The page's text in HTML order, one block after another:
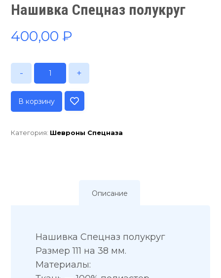
Нашивка Спецназ полукруг
400,00₽
- +
В корзину
Категория: Шевроны Спецназа
Описание
Нашивка Спецназ полукруг
Размер 111 на 38 мм.
Материалы: